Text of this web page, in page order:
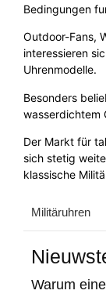
Bedingungen
Outdoor-Fans,
interessieren
Uhrenmodelle.
Besonders
wasserdichtem
Der Markt für
sich stetig
klassische
Militäruhren
Warum